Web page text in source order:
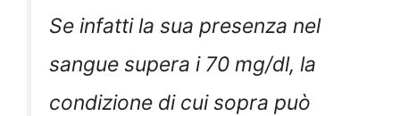
Se infatti la sua presenza nel
sangue supera i 70 mg/dl, la
condizione di cui sopra può